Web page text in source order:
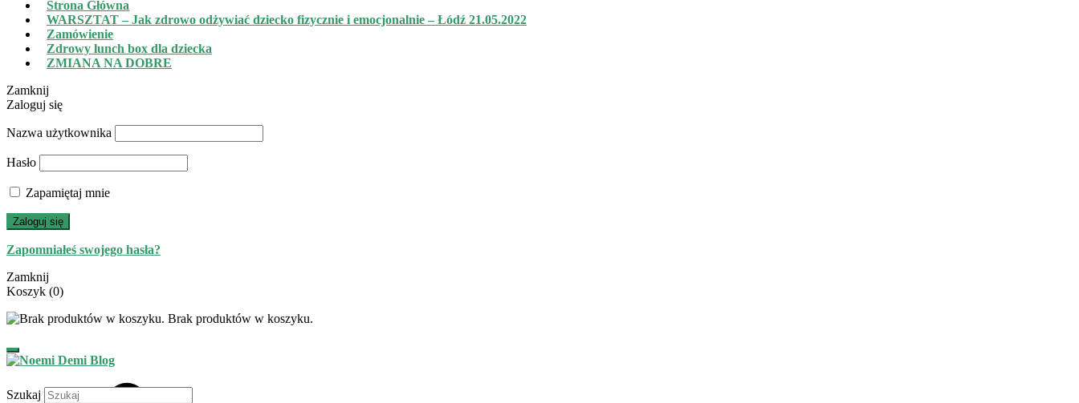
Strona Główna
WARSZTAT – Jak zdrowo odżywiać dziecko fizycznie i emocjonalnie – Łódź 21.05.2022
Zamówienie
Zdrowy lunch box dla dziecka
ZMIANA NA DOBRE
Zamknij
Zaloguj się
Nazwa użytkownika
Hasło
Zapamiętaj mnie
Zaloguj się
Zapomniałeś swojego hasła?
Zamknij
Koszyk (0)
Brak produktów w koszyku.
Szukaj